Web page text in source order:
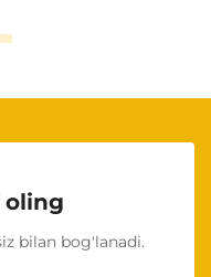
bilan bog'lanadi.